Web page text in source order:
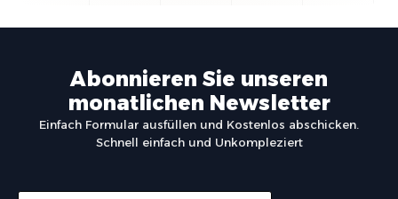
Abonnieren Sie unseren
monatlichen Newsletter
Einfach Formular ausfüllen und Kostenlos abschicken.
Schnell einfach und Unkompleziert